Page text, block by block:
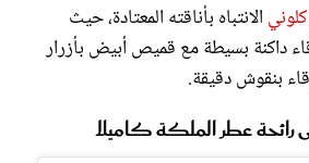
الانتباه بأناقته المعتادة، حيث
داكنة بسيطة مع قميص أبيض بأزرار
بنقوش دقيقة.
رائحة عطر الملكة كاميلا